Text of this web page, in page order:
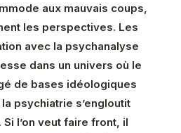
aux mauvais coups,
les perspectives. Les
avec la psychanalyse
dans un univers où le
de bases idéologiques
psychiatrie s’engloutit
l’on veut faire front, il